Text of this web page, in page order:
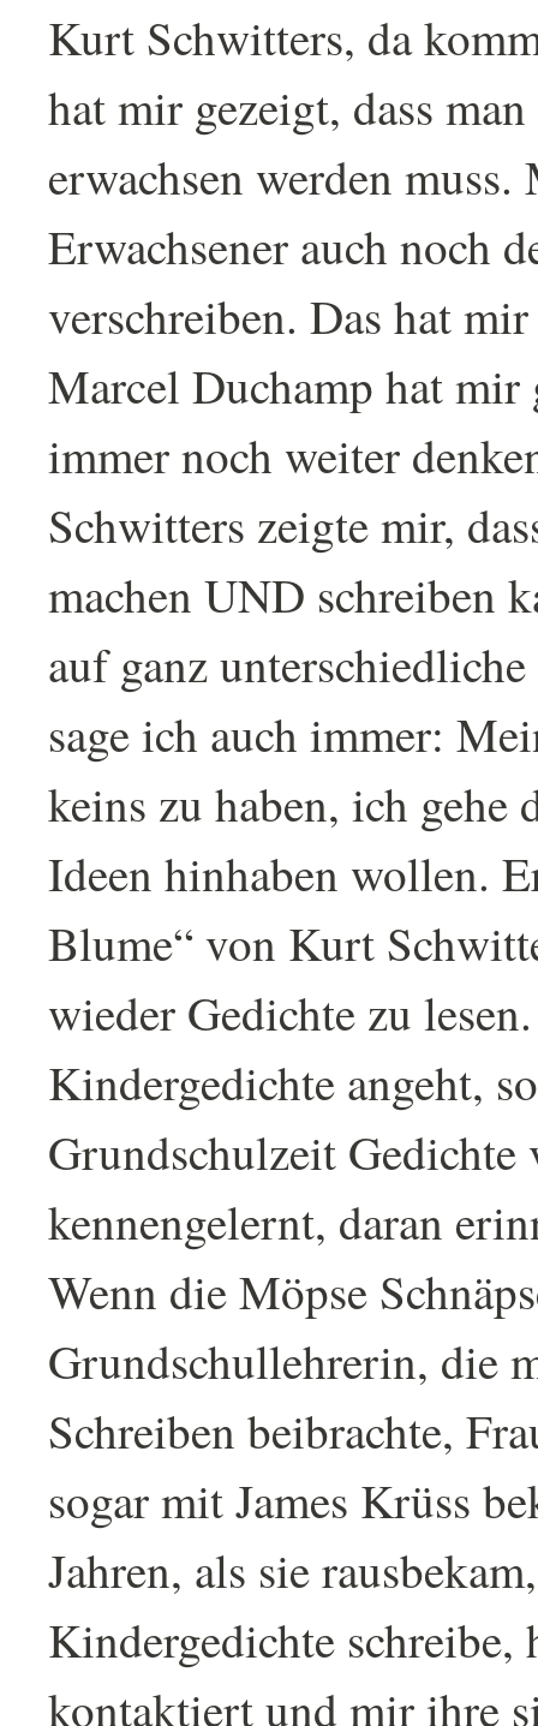
Kurt Schwitters, da
hat mir gezeigt, dass
erwachsen werden
Erwachsener auch noch
verschreiben. Das hat
Marcel Duchamp hat mir
immer noch weiter
Schwitters zeigte mir,
machen UND schreiben
auf ganz
sage ich auch immer:
keins zu haben, ich gehe
Ideen hinhaben wollen.
Blume“ von Kurt
wieder Gedichte zu
Kindergedichte angeht,
Grundschulzeit Gedichte
kennengelernt, daran
Wenn die Möpse
Grundschullehrerin, die
Schreiben beibrachte,
sogar mit James Krüss
Jahren, als sie
Kindergedichte schreibe,
kontaktiert und mir ihre